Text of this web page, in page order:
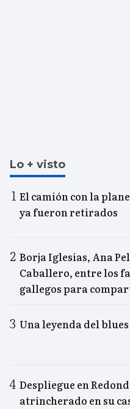
Lo + visto
El camión con la
ya fueron retirados
Borja Iglesias, Ana
Caballero, entre los
gallegos para
Una leyenda del
Despliegue en
atrincherado en su